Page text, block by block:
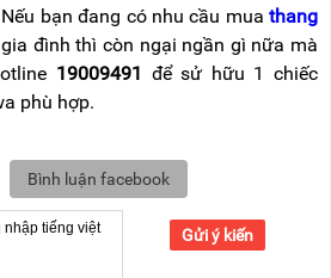
bạn đang có nhu cầu mua thang
đình thì còn ngại ngần gì nữa mà
19009491 để sử hữu 1 chiếc
phù hợp.
Bình luận facebook
Gửi ý kiến